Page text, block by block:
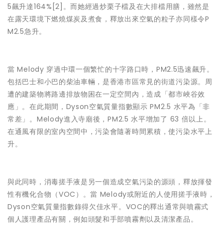
5飆升達164%[2]。而她經過炒栗子檔及在大排檔用膳，雖然是
在露天環境下燃燒煤炭及煮食，釋放出來空氣的粒子亦同樣令P
M2.5急升。
當 Melody 穿過中環一個繁忙的十字路口時，PM2.5迅速飆升。
包括巴士和小巴的柴油車輛，是香港市區常見的街道污染源。周
遭的建築物將路邊排放物困在一定空間內，造成「都市峽谷效
應」。在此期間，Dyson空氣質量指數顯示 PM2.5 水平為「非
常差」。Melody進入寺廟後，PM2.5 水平增加了 63 倍以上。
在通風有限的室內空間中，污染會隨著時間累積，使污染水平上
升。
與此同時，消毒搓手液是另一個造成空氣污染的源頭，釋放揮發
性有機化合物（VOC）。當 Melody或附近的人使用搓手液時，
Dyson空氣質量指數錄得欠佳水平。VOC的釋出通常與噴霧式
個人護理產品有關，例如頭髮和手部噴霧劑以及清潔產品。